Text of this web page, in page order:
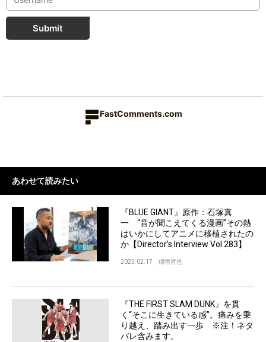
Submit
FastComments.com
あわせて読みたい
『BLUE GIANT』原作：石塚真
一 “音が聞こえてくる漫画”その熱
はいかにしてアニメに移植されたの
か【Director’s Interview Vol.283】
2023.02.17 稲垣哲也
『THE FIRST SLAM DUNK』を貫
く“そこに生きている感”。痛みを乗
り越え、踏み出す一歩 ※注！ネタ
バレ含みます。